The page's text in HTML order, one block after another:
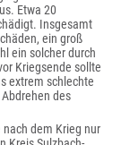
Etwa 20
Insgesamt
ein groß
ein solcher durch
Kriegsende sollte
extrem schlechte
des
dem Krieg nur